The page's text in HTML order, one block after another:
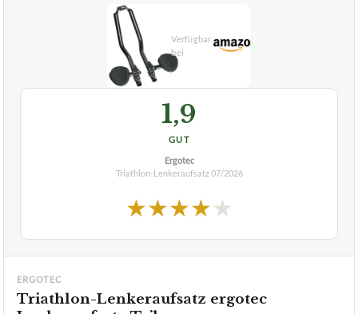
1,9
GUT
Ergotec
Triathlon-Lenkeraufsatz07/2026
★★★★★
ERGOTEC
Triathlon-Lenkeraufsatz ergotec